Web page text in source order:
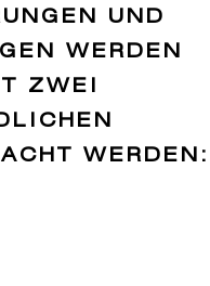
UND
WERDEN
ZWEI
WERDEN: